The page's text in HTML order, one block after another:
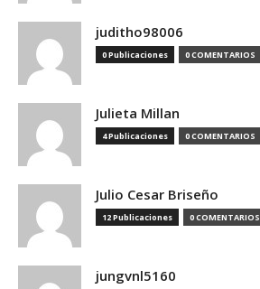
juditho98006
0 Publicaciones 0 COMENTARIOS
Julieta Millan
4 Publicaciones 0 COMENTARIOS
Julio Cesar Briseño
12 Publicaciones 0 COMENTARIOS
jungvnl5160